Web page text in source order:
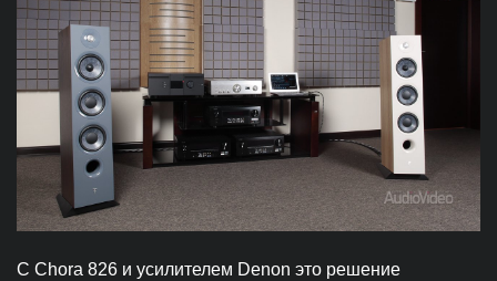
C Chora 826 и усилителем Denon это решение